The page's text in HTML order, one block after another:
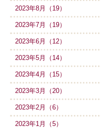
2023年8月（19）
2023年7月（19）
2023年6月（12）
2023年5月（14）
2023年4月（15）
2023年3月（20）
2023年2月（6）
2023年1月（5）